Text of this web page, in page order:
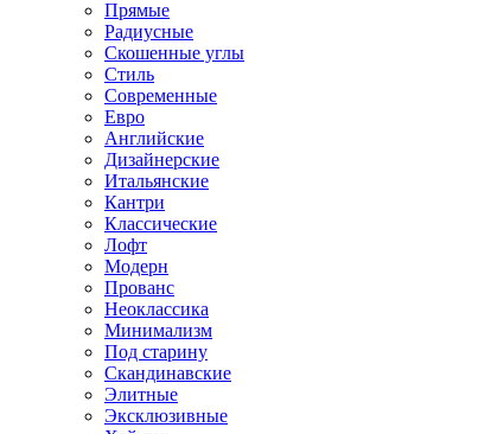
Прямые
Радиусные
Скошенные углы
Стиль
Современные
Евро
Английские
Дизайнерские
Итальянские
Кантри
Классические
Лофт
Модерн
Прованс
Неоклассика
Минимализм
Под старину
Скандинавские
Элитные
Эксклюзивные